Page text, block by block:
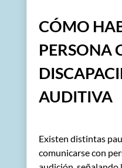
CÓMO
PERSONA
AUDITIVA
Existen distintas
comunicarse con